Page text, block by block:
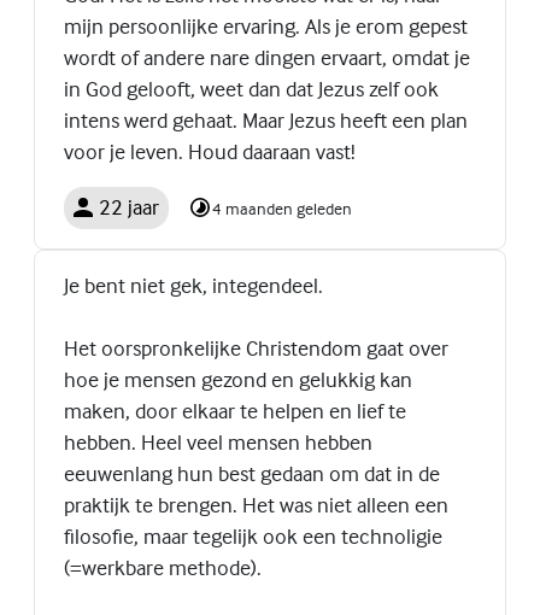
mijn persoonlijke ervaring. Als je erom gepest
wordt of andere nare dingen ervaart, omdat je
in God gelooft, weet dan dat Jezus zelf ook
intens werd gehaat. Maar Jezus heeft een plan
voor je leven. Houd daaraan vast!
22 jaar 4 maanden geleden
Je bent niet gek, integendeel.
Het oorspronkelijke Christendom gaat over
hoe je mensen gezond en gelukkig kan
maken, door elkaar te helpen en lief te
hebben. Heel veel mensen hebben
eeuwenlang hun best gedaan om dat in de
praktijk te brengen. Het was niet alleen een
filosofie, maar tegelijk ook een technoligie
(=werkbare methode).